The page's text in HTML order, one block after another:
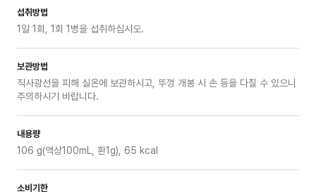
섭취방법
1일 1회, 1회 1병을 섭취하십시오.
보관방법
직사광선을 피해 실온에 보관하시고, 뚜껑 개봉 시 손 등을 다칠 수 있으니
주의하시기 바랍니다.
내용량
106 g(액상100mL, 환1g), 65 kcal
소비기한